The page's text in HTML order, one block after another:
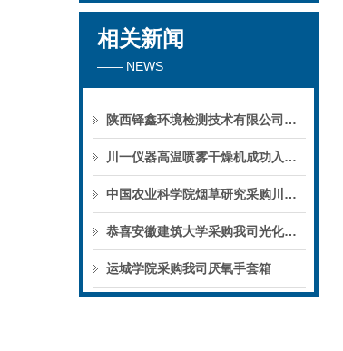
相关新闻
—— NEWS
陕西铎鑫环境检测技术有限公司采购我司全自动液液萃取仪
川一仪器高温喷雾干燥机成功入驻鄱阳职业学院，助力职业教育实训平台升级
中国农业科学院烟草研究采购川一仪器喷雾干燥机
恭喜安徽建筑大学采购我司光化学反应仪
运城学院采购我司厌氧手套箱